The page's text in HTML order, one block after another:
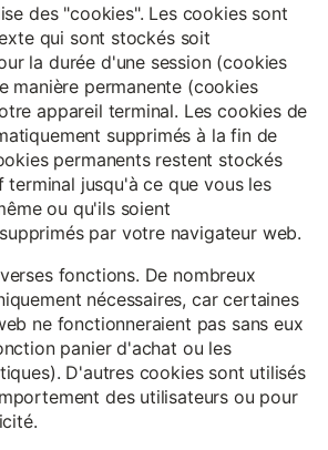
des "cookies". Les cookies sont
qui sont stockés soit
la durée d'une session (cookies
manière permanente (cookies
appareil terminal. Les cookies de
supprimés à la fin de
permanents restent stockés
jusqu'à ce que vous les
ou qu'ils soient
par votre navigateur web.
fonctions. De nombreux
nécessaires, car certaines
ne fonctionneraient pas sans eux
panier d'achat ou les
D'autres cookies sont utilisés
des utilisateurs ou pour